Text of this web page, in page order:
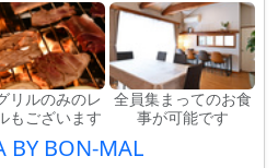
リルのみのレ
もございます
全員集まってのお食
事が可能です
BY BON-MAL